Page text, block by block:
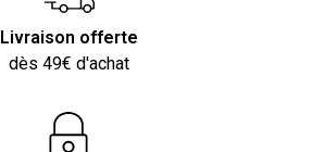
Livraison offerte
dès 49€ d'achat